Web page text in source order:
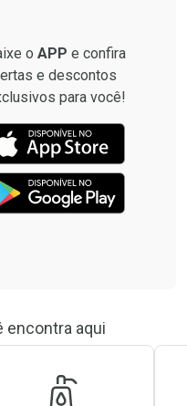
o APP e confira
e descontos
para você!
encontra aqui